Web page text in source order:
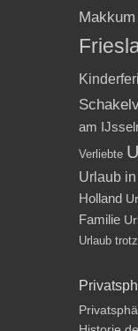
Makkum
am
Verliebte
Urlaub
Holland
Familie
Urlaub